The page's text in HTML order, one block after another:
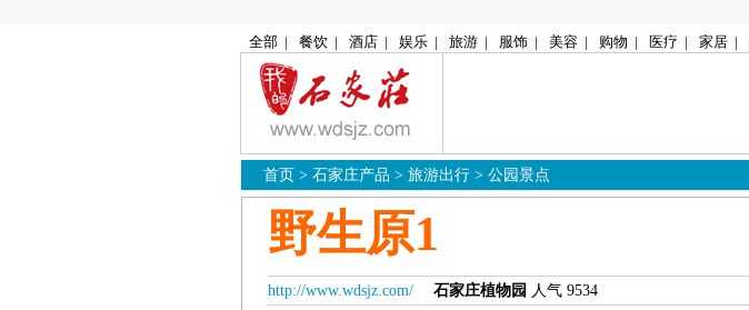
全部 | 餐饮 | 酒店 | 娱乐 | 旅游 | 服饰 | 美容 | 购物 | 医疗 | 家居 |
首页 > 石家庄产品 > 旅游出行 > 公园景点
野生原1
http://www.wdsjz.com/ 石家庄植物园 人气 9534